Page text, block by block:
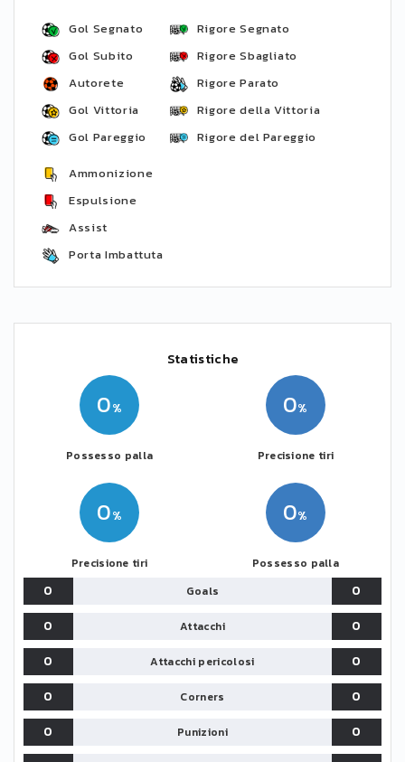
Gol Segnato
Gol Subito
Autorete
Gol Vittoria
Gol Pareggio
Rigore Segnato
Rigore Sbagliato
Rigore Parato
Rigore della Vittoria
Rigore del Pareggio
Ammonizione
Espulsione
Assist
Porta Imbattuta
Statistiche
0
Possesso palla
0
Precisione tiri
0
Possesso palla
0
Precisione tiri
0 Goals
0
0
Attacchi
0
0
Attacchi pericolosi
0
0
Corners
0
0
Punizioni
0